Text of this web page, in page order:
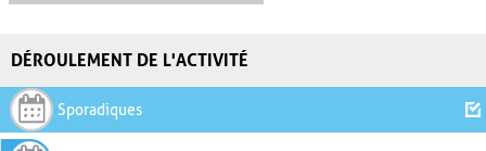
DÉROULEMENT DE L'ACTIVITÉ
Sporadiques